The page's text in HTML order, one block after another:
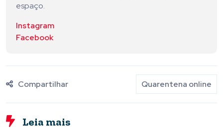
espaço.
Instagram
Facebook
Compartilhar Quarentena online
Leia mais